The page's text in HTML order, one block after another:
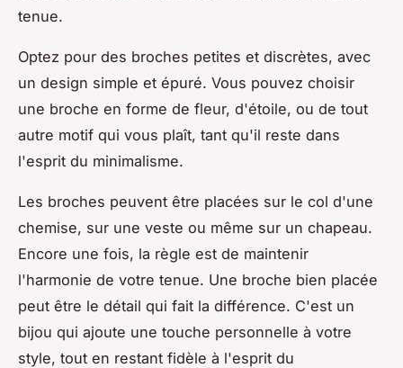
tenue.
Optez pour des broches petites et discrètes, avec
un design simple et épuré. Vous pouvez choisir
une broche en forme de fleur, d'étoile, ou de tout
autre motif qui vous plaît, tant qu'il reste dans
l'esprit du minimalisme.
Les broches peuvent être placées sur le col d'une
chemise, sur une veste ou même sur un chapeau.
Encore une fois, la règle est de maintenir
l'harmonie de votre tenue. Une broche bien placée
peut être le détail qui fait la différence. C'est un
bijou qui ajoute une touche personnelle à votre
style, tout en restant fidèle à l'esprit du